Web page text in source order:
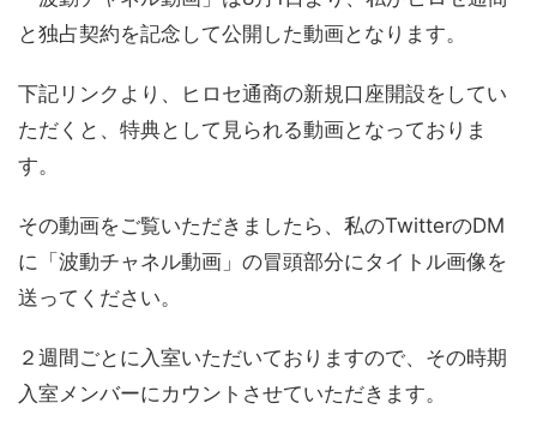
と独占契約を記念して公開した動画となります。
下記リンクより、ヒロセ通商の新規口座開設をしてい
ただくと、特典として見られる動画となっておりま
す。
その動画をご覧いただきましたら、私のTwitterのDM
に「波動チャネル動画」の冒頭部分にタイトル画像を
送ってください。
２週間ごとに入室いただいておりますので、その時期
入室メンバーにカウントさせていただきます。